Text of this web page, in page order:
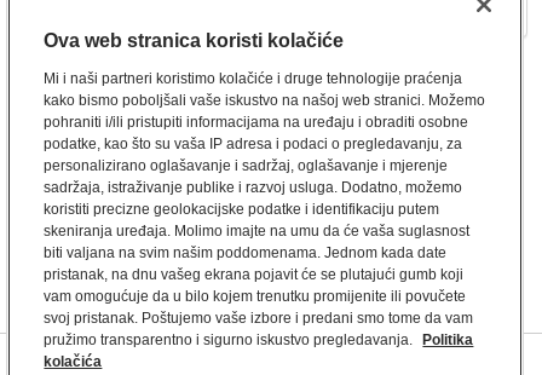
Ova web stranica koristi kolačiće
Mi i naši partneri koristimo kolačiće i druge tehnologije praćenja
kako bismo poboljšali vaše iskustvo na našoj web stranici. Možemo
pohraniti i/ili pristupiti informacijama na uređaju i obraditi osobne
podatke, kao što su vaša IP adresa i podaci o pregledavanju, za
personalizirano oglašavanje i sadržaj, oglašavanje i mjerenje
sadržaja, istraživanje publike i razvoj usluga. Dodatno, možemo
koristiti precizne geolokacijske podatke i identifikaciju putem
skeniranja uređaja. Molimo imajte na umu da će vaša suglasnost
biti valjana na svim našim poddomenama. Jednom kada date
pristanak, na dnu vašeg ekrana pojavit će se plutajući gumb koji
vam omogućuje da u bilo kojem trenutku promijenite ili povučete
svoj pristanak. Poštujemo vaše izbore i predani smo tome da vam
pružimo transparentno i sigurno iskustvo pregledavanja.
Politika
kolačića